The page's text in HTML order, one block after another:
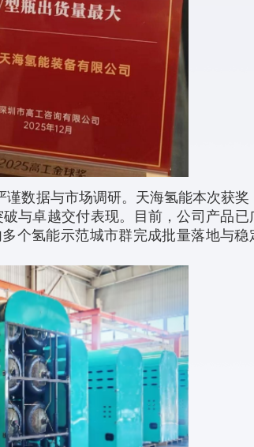
数据与市场调研。天海氢能本次获奖
与卓越交付表现。目前，公司产品已
个氢能示范城市群完成批量落地与稳